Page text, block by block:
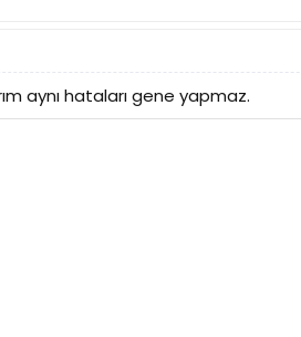
aynı hataları gene yapmaz.